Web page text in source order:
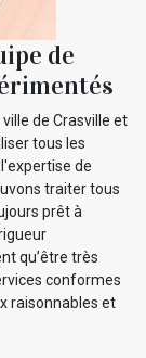
de
de Crasville et
tous les
de
traiter tous
prêt à
qu’être très
conformes
raisonnables et